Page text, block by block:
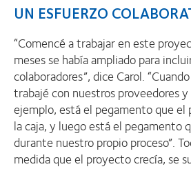
UN ESFUERZO
“Comencé a trabajar en este
meses se había ampliado para
colaboradores”, dice Carol.
trabajé con nuestros proveedores
ejemplo, está el pegamento que el
la caja, y luego está el pegamento
durante nuestro propio proceso”.
medida que el proyecto crecía, se